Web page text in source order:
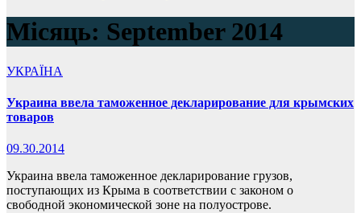
Місяць: September 2014
УКРАЇНА
Украина ввела таможенное декларирование для крымских
товаров
09.30.2014
Украина ввела таможенное декларирование грузов,
поступающих из Крыма в соответствии с законом о
свободной экономической зоне на полуострове.